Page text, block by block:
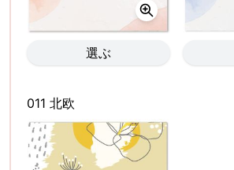
選ぶ
011 北欧